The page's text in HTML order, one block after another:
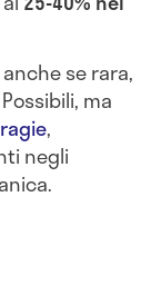
anche se rara,
ma
,
negli